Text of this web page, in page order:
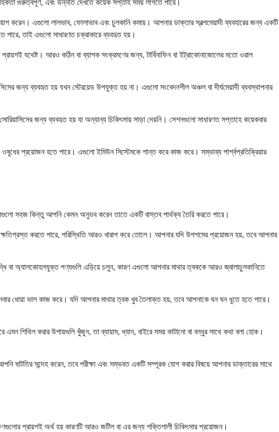
গুরুত্বপূর্ণ, এবং উন্নতি দেখতে কয়েক সপ্তাহ সময় লাগতে পারে।
করেন। এগুলো লালভাব, ফোলাভাব এবং চুলকানি কমায়। আপনার ডাক্তার স্বল্পমেয়াদী ব্যবহারের জন্য একটি
পারে, তাই এগুলো সাধারণত চক্রাকারে ব্যবহৃত হয়।
প্রায়শই যথেষ্ট। আরও কঠিন বা ব্যাপক সংক্রমণের জন্য, টার্বিনাফিন বা ইট্রাকোনাজোলের মতো ওরাল
জন্য ব্যবহৃত হয় যখন স্টেরয়েড উপযুক্ত হয় না। এগুলো সংবেদনশীল অঞ্চল বা দীর্ঘমেয়াদী ব্যবস্থাপনার
জন্য ব্যবহৃত হয় যা অন্যান্য চিকিৎসায় সাড়া দেয়নি। সেশনগুলো সাধারণত সপ্তাহে কয়েকবার
প্রয়োজন হতে পারে। এগুলো ইমিউন সিস্টেমকে শান্ত করে কাজ করে। সম্ভাব্য পার্শ্বপ্রতিক্রিয়ার
সহজ কিন্তু আপনি কেমন অনুভব করেন তাতে একটি বাস্তব পার্থক্য তৈরি করতে পারে।
করতে পারে, পরিস্থিতি আরও খারাপ করে তোলে। আপনার যদি উপশমের প্রয়োজন হয়, তবে আপনার
বা অ্যালকোহলযুক্ত পণ্যগুলি এড়িয়ে চলুন, কারণ এগুলো আপনার মাথার ত্বককে আরও জ্বালাচুলকানিতে
ধোয়া ভাল কাজ করে। যদি আপনার মাথার ত্বক খুব তৈলাক্ত হয়, তবে আপনাকে ঘন ঘন ধুতে হতে পারে।
এমন শিথিল করার উপায়গুলি খুঁজুন, তা ব্যায়াম, ধ্যান, বাইরে সময় কাটানো বা বন্ধুর সাথে কথা বলা হোক।
ঘাটতির সন্দেহ করেন, তবে পরীক্ষা এবং সম্ভবত একটি সম্পূরক যোগ করার বিষয়ে আপনার ডাক্তারের সাথে
প্রায়শই অর্থ হয় কারণটি আরও জটিল বা এর জন্য শক্তিশালী চিকিৎসার প্রয়োজন।